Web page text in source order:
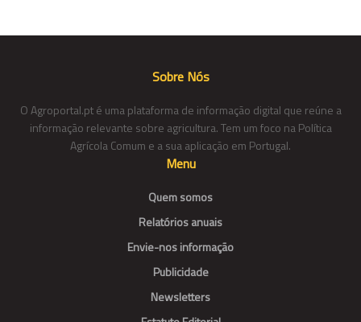
Sobre Nós
O Agroportal.pt é uma plataforma de informação digital que reúne a
informação relevante sobre agricultura. Tem um foco na Política
Agrícola Comum e a sua aplicação em Portugal.
Menu
Quem somos
Relatórios anuais
Envie-nos informação
Publicidade
Newsletters